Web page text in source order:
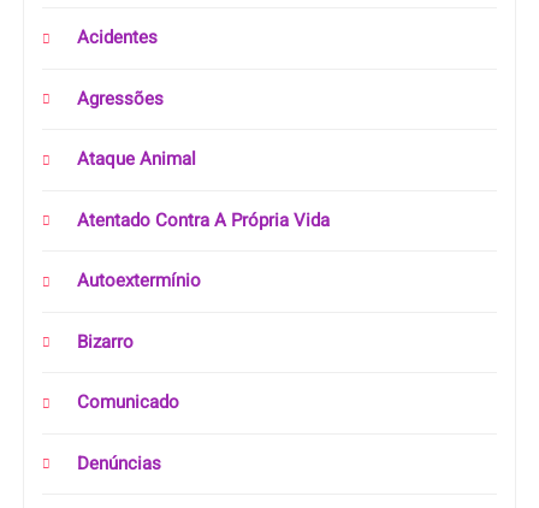
Acidentes
Agressões
Ataque Animal
Atentado Contra A Própria Vida
Autoextermínio
Bizarro
Comunicado
Denúncias